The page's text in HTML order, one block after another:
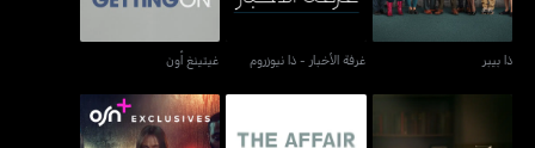
ذا بيبر غرفة الأخبار - ذا نيوزروم غيتينغ أون